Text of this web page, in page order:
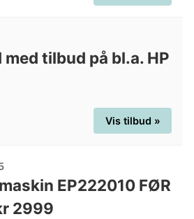
tilbud på bl.a. HP
Vis tilbud »
EP222010 FØR
2999